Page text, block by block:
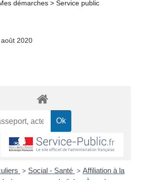
démarches > Service public
2020
> Social - Santé > Affiliation à la